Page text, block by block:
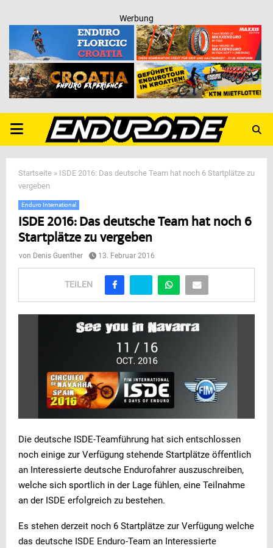
Werbung
PRIMARY
MENU
Startseite » ISDE 2016: Das deutsche Team hat noch 6 Startplätze zu
vergeben
Enduro International
ISDE 2016: Das deutsche Team hat noch 6
Startplätze zu vergeben
von Denis Guenther 13. Februar 2016
TEILEN
Die deutsche ISDE-Teamführung hat sich entschlossen
noch einige zur Verfügung stehende Startplätze öffentlich
an Interessierte deutsche Endurofahrer auszuschreiben,
welche sich sportlich in der Lage fühlen, eine Teilnahme
an der ISDE erfolgreich zu bestehen.
Es stehen derzeit noch 6 Startplätze zur Verfügung welche
das deutsche ISDE Enduro-Team an Interessierte